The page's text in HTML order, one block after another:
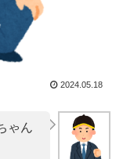
2024.05.18
ゃん